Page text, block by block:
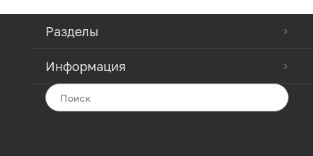
Разделы
Информация